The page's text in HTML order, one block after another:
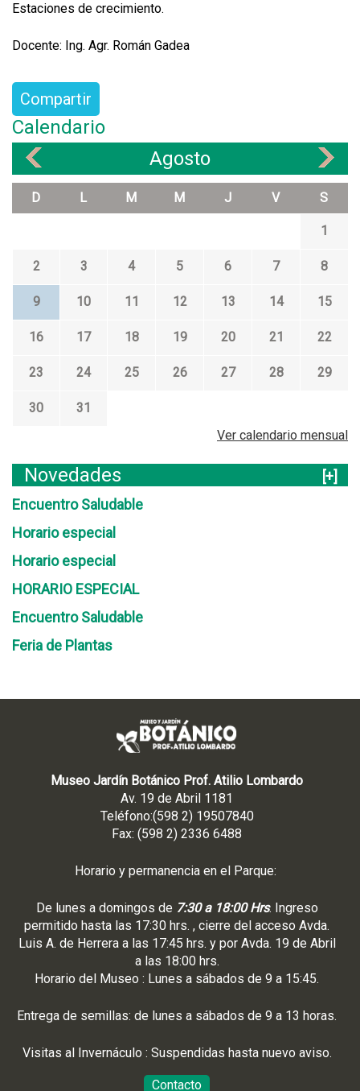
Estaciones de crecimiento.
Docente: Ing. Agr. Román Gadea
Compartir
Calendario
Agosto
D L M M J V S
1
2 3 4 5 6 7 8
9 10 11 12 13 14 15
16 17 18 19 20 21 22
23 24 25 26 27 28 29
30
31
Ver calendario mensual
Novedades
[+]
Encuentro Saludable
Horario especial
Horario especial
HORARIO ESPECIAL
Encuentro Saludable
Feria de Plantas
Museo Jardín Botánico Prof. Atilio Lombardo
Av. 19 de Abril 1181
Teléfono:(598 2) 19507840
Fax: (598 2) 2336 6488
Horario y permanencia en el Parque:
De lunes a domingos de 7:30 a 18:00 Hrs. Ingreso
permitido hasta las 17:30 hrs. , cierre del acceso Avda.
Luis A. de Herrera a las 17:45 hrs. y por Avda. 19 de Abril
a las 18:00 hrs.
Horario del Museo : Lunes a sábados de 9 a 15:45.
Entrega de semillas: de lunes a sábados de 9 a 13 horas.
Visitas al Invernáculo : Suspendidas hasta nuevo aviso.
Contacto